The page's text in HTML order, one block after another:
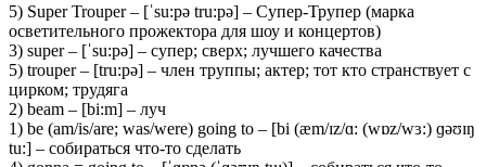
5) Super Trouper – [ˈsu:pə tru:pə] – Супер-Трупер (марка
осветительного прожектора для шоу и концертов)
3) super – [ˈsu:pə] – супер; сверх; лучшего качества
5) trouper – [tru:pə] – член труппы; актер; тот кто странствует с
цирком; трудяга
2) beam – [bi:m] – луч
1) be (am/is/are; was/were) going to – [bi (æm/ɪz/ɑ: (wɒz/wɜ:) ɡəʊɪŋ
tu:] – собираться что-то сделать